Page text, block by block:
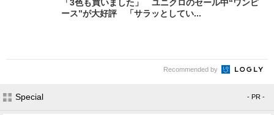
「3色も買いました」 ユニクロのセール中“ワンピ
ース”が大好評 「サラッとしてい...
Recommended by
Special - PR -